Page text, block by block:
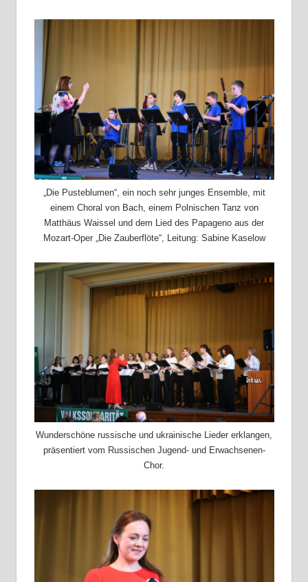
„Die Pusteblumen“, ein noch sehr junges Ensemble, mit
einem Choral von Bach, einem Polnischen Tanz von
Matthäus Waissel und dem Lied des Papageno aus der
Mozart-Oper „Die Zauberflöte“, Leitung: Sabine Kaselow
Wunderschöne russische und ukrainische Lieder erklangen,
präsentiert vom Russischen Jugend- und Erwachsenen-
Chor.